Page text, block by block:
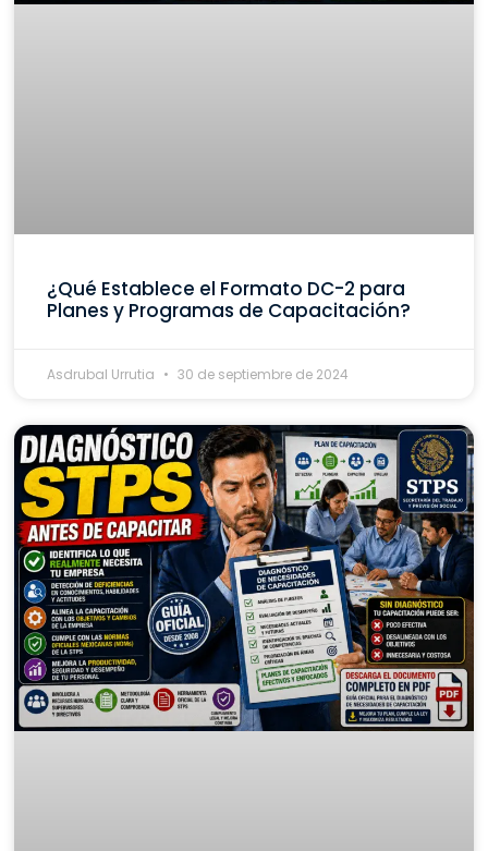
¿Qué Establece el Formato DC-2 para
Planes y Programas de Capacitación?
Asdrubal Urrutia 30 de septiembre de 2024